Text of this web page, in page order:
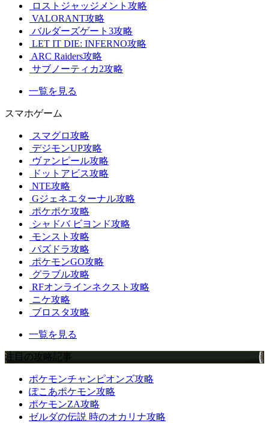
ロストジャッジメント攻略
VALORANT攻略
バルダーズゲート3攻略
LET IT DIE: INFERNO攻略
ARC Raiders攻略
サブノーティカ2攻略
一覧を見る
スマホゲーム
スマグロ攻略
デジモンUP攻略
ヴァンピール攻略
ドットアビス攻略
NTE攻略
Gジェネエターナル攻略
ポケポケ攻略
シャドバ ビヨンド攻略
モンスト攻略
パズドラ攻略
ポケモンGO攻略
グラブル攻略
RFオンラインネクスト攻略
ニケ攻略
ブロスタ攻略
一覧を見る
注目の攻略記事
ポケモンチャンピオンズ攻略
ぽこあポケモン攻略
ポケモンZA攻略
ゼルダの伝説 時のオカリナ攻略